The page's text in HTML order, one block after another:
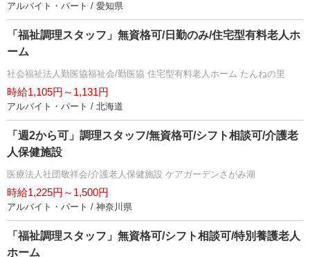
アルバイト・パート / 愛知県
「福祉調理スタッフ」無資格可/日勤のみ/住宅型有料老人ホ
ーム
社会福祉法人勤医協福祉会/勤医協 住宅型有料老人ホーム たんねの里
時給1,105円～1,131円
アルバイト・パート / 北海道
「週2から可」調理スタッフ/無資格可/シフト相談可/介護老
人保健施設
医療法人社団敬祥会/介護老人保健施設 ケアガーデンさがみ湖
時給1,225円～1,500円
アルバイト・パート / 神奈川県
「福祉調理スタッフ」無資格可/シフト相談可/特別養護老人
ホーム